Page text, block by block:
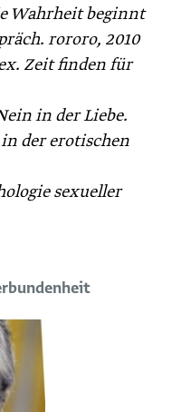
Wahrheit beginnt
rororo, 2010
Zeit ­finden für
in der Liebe.
der erotischen
­sexueller